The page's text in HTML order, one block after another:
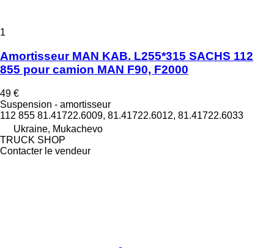
1
Amortisseur MAN KAB. L255*315 SACHS 112
855 pour camion MAN F90, F2000
49 €
Suspension - amortisseur
112 855 81.41722.6009, 81.41722.6012, 81.41722.6033
Ukraine, Mukachevo
TRUCK SHOP
Contacter le vendeur